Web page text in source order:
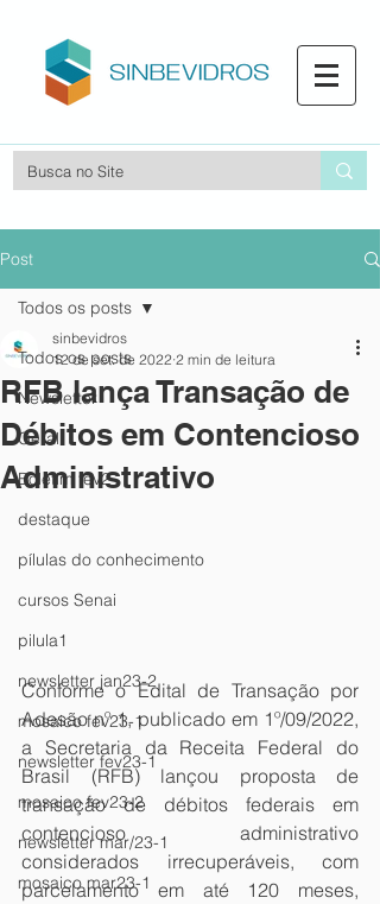
Post
Todos os posts
Newsletter
Geral
Boletim fev2
destaque
pílulas do conhecimento
cursos Senai
pilula1
newsletter jan23-2
mosaico fev23-1
newsletter fev23-1
mosaico fev23-2
newsletter mar/23-1
mosaico mar23-1
Todos os posts
RFB lança Transação de
Débitos em Contencioso
Administrativo
sinbevidros
12 de set. de 2022 2 min de leitura
Conforme o Edital de Transação por
Adesão nº 1, publicado em 1º/09/2022,
a Secretaria da Receita Federal do
Brasil (RFB) lançou proposta de
transação de débitos federais em
contencioso administrativo
considerados irrecuperáveis, com
parcelamento em até 120 meses,